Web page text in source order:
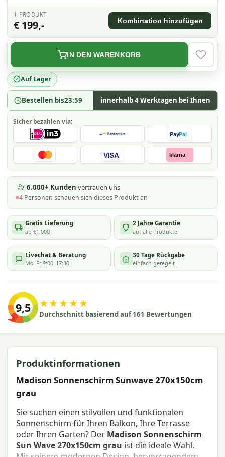
Auf Lager
Bestellen bis23:59 innerhalb 4 Werktagen bei Ihnen
IN DEN WARENKORB
1 PRODUKT
€ 199,- Kombination hinzufügen
Sicher bezahlen via:
PayPal
VISA klarna
6.000+ Kunden vertrauen uns
4 Personen schauen sich dieses Produkt an
Gratis Lieferung
ab €1.000
2 Jahre Garantie
auf alle Produkte
Livechat & Beratung
Mo–Fr 9:00–17:30
30 Tage Rückgabe
einfach geregelt
9,5 ★★★★★
Durchschnitt basierend auf 161 Bewertungen
Produktinformationen
Madison Sonnenschirm Sunwave 270x150cm
grau
Sie suchen einen stilvollen und funktionalen
Sonnenschirm für Ihren Balkon, Ihre Terrasse
oder Ihren Garten? Der Madison Sonnenschirm
Sun Wave 270x150cm grau ist die ideale Wahl.